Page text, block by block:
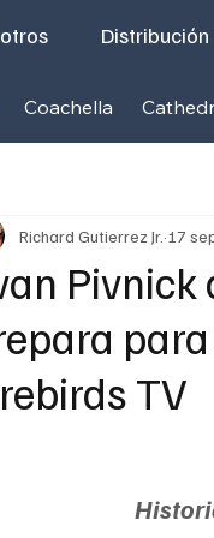
Coachella
Distribución
Pivnick
TV
Richard Gutierrez Jr. 17